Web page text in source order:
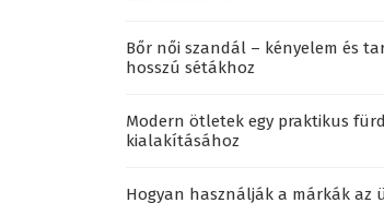
Bőr női szandál – kényelem és
hosszú sétákhoz
Modern ötletek egy praktikus
kialakításához
Hogyan használják a márkák az